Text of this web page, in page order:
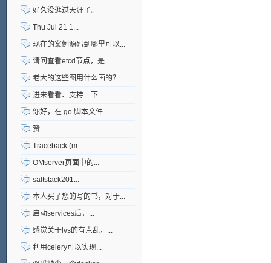
好久没逛过天涯了。
Thu Jul 21 1...
现在的案例源码到哪里可以...
请问查看etcd节点，是...
老大的这些图用什么画的？
进来看看、支持一下
你好，在 go 脚本文件...
赞
Traceback (m...
OMserver页面中的...
saltstack201...
本人买了您的写的书，对于...
启动services后，...
感觉关于lvs的有点乱，...
利用celery可以实现...